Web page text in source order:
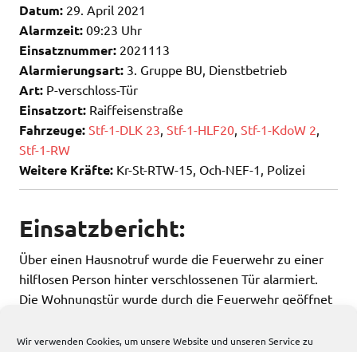
Wir verwenden Cookies, um unsere Website und unseren Service zu
Datum: 29. April 2021
Alarmzeit: 09:23 Uhr
Einsatznummer: 2021113
Alarmierungsart: 3. Gruppe BU, Dienstbetrieb
Art: P-verschloss-Tür
Einsatzort: Raiffeisenstraße
Fahrzeuge: Stf-1-DLK 23 Stf-1-HLF20 Stf-1-KdoW 2
Stf-1-RW
Weitere Kräfte: Kr-St-RTW-15, Och-NEF-1, Polizei
Einsatzbericht:
Über einen Hausnotruf wurde die Feuerwehr zu einer
hilflosen Person hinter verschlossenen Tür alarmiert.
Die Wohnungstür wurde durch die Feuerwehr geöffnet